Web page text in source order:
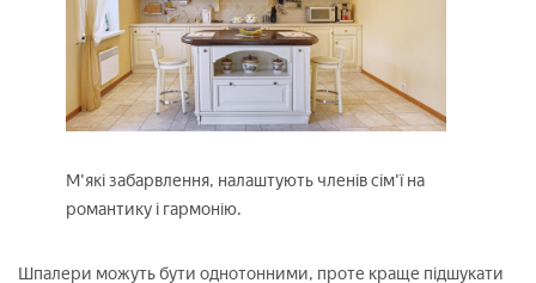
М'які забарвлення, налаштують членів сім'ї на
романтику і гармонію.
Шпалери можуть бути однотонними, проте краще підшукати